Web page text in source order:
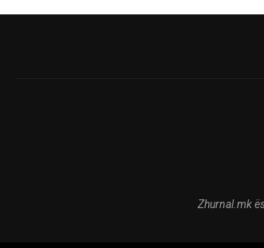
Zhurnal.mk